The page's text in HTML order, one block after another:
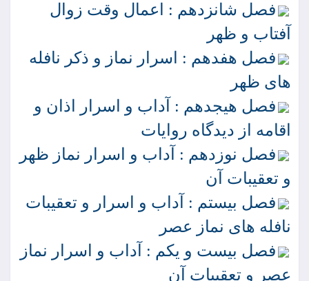
فصل شانزدهم : اعمال وقت زوال
آفتاب و ظهر
فصل هفدهم : اسرار نماز و ذكر نافله
هاى ظهر
فصل هيجدهم : آداب و اسرار اذان و
اقامه از ديدگاه روايات
فصل نوزدهم : آداب و اسرار نماز ظهر
و تعقيبات آن
فصل بيستم : آداب و اسرار و تعقيبات
نافله هاى نماز عصر
فصل بيست و يكم : آداب و اسرار نماز
عصر و تعقيبات آن